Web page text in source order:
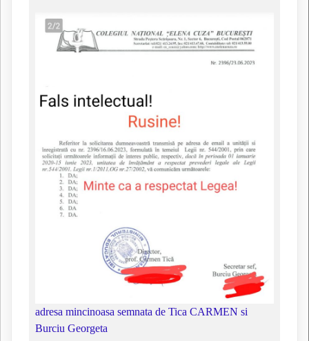
adresa mincinoasa semnata de Tica CARMEN si
Burciu Georgeta